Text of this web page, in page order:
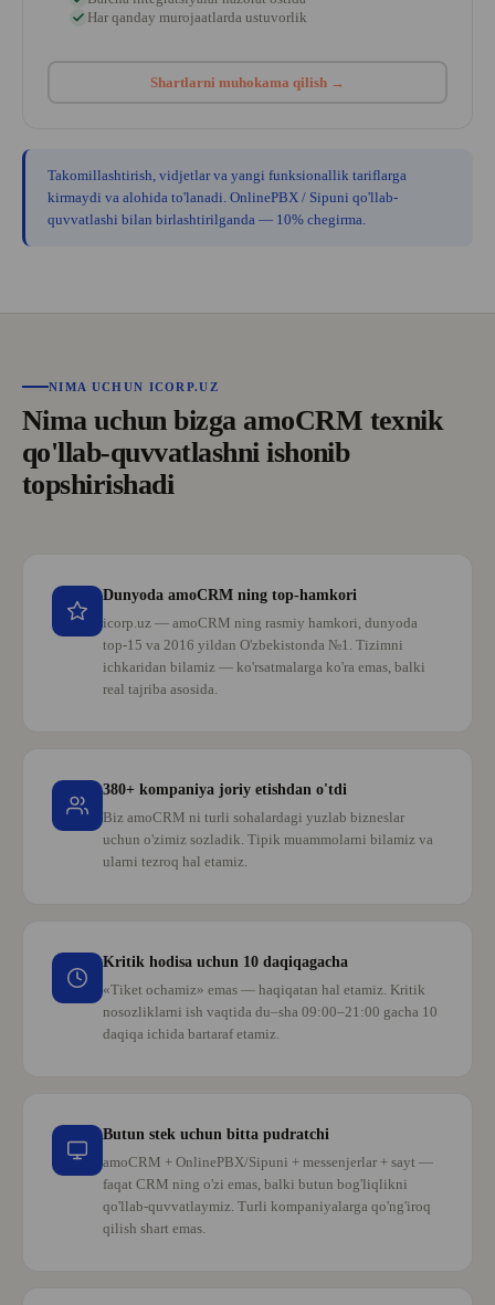
Har qanday murojaatlarda ustuvorlik
Shartlarni muhokama qilish →
Takomillashtirish, vidjetlar va yangi funksionallik tariflarga
kirmaydi va alohida to'lanadi. OnlinePBX / Sipuni qo'llab-
quvvatlashi bilan birlashtirilganda — 10% chegirma.
NIMA UCHUN ICORP.UZ
Nima uchun bizga amoCRM texnik
qo'llab-quvvatlashni ishonib
topshirishadi
Dunyoda amoCRM ning top-hamkori
icorp.uz — amoCRM ning rasmiy hamkori, dunyoda
top-15 va 2016 yildan O'zbekistonda №1. Tizimni
ichkaridan bilamiz — ko'rsatmalarga ko'ra emas, balki
real tajriba asosida.
380+ kompaniya joriy etishdan o'tdi
Biz amoCRM ni turli sohalardagi yuzlab bizneslar
uchun o'zimiz sozladik. Tipik muammolarni bilamiz va
ularni tezroq hal etamiz.
Kritik hodisa uchun 10 daqiqagacha
«Tiket ochamiz» emas — haqiqatan hal etamiz. Kritik
nosozliklarni ish vaqtida du–sha 09:00–21:00 gacha 10
daqiqa ichida bartaraf etamiz.
Butun stek uchun bitta pudratchi
amoCRM + OnlinePBX/Sipuni + messenjerlar + sayt —
faqat CRM ning o'zi emas, balki butun bog'liqlikni
qo'llab-quvvatlaymiz. Turli kompaniyalarga qo'ng'iroq
qilish shart emas.
VideoblogiCORP
YOUTUBE-KANALI
Biznes, uni avtomatlashtirish, savdo
xizmatlarni amalga oshirish ko‘rsatkichlari
haqidagi fikrlari bilan bo‘lishamiz.
KANALGA O‘TISH UCHUN